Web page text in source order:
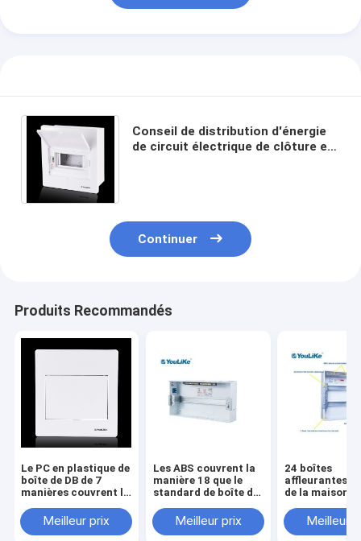
Conseil de distribution d'énergie
de circuit électrique de clôture en
Continuer
Produits Recommandés
Le PC en plastique de
boîte de DB de 7
manières couvrent la
panneau de
distribution
Meilleur prix
Les ABS couvrent la
manière 18 que le
standard de boîte de
ignifugent avec la
fenêtre opaque
Meilleur prix
24 boîtes
affleurantes
de la maison
de bâti d'ODM
PVC de
Meilleur